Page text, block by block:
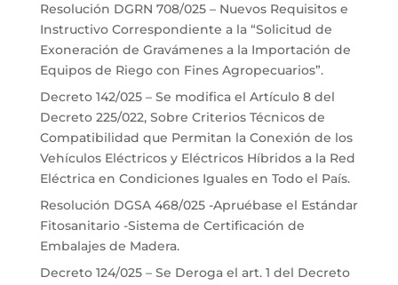
Resolución DGRN 708/025 – Nuevos Requisitos e
Instructivo Correspondiente a la “Solicitud de
Exoneración de Gravámenes a la Importación de
Equipos de Riego con Fines Agropecuarios”.
Decreto 142/025 – Se modifica el Artículo 8 del
Decreto 225/022, Sobre Criterios Técnicos de
Compatibilidad que Permitan la Conexión de los
Vehículos Eléctricos y Eléctricos Híbridos a la Red
Eléctrica en Condiciones Iguales en Todo el País.
Resolución DGSA 468/025 -Apruébase el Estándar
Fitosanitario -Sistema de Certificación de
Embalajes de Madera.
Decreto 124/025 – Se Deroga el art. 1 del Decreto